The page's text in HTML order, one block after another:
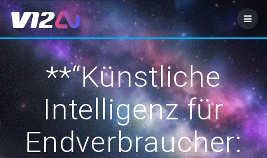
Zum
Inhalt
springen
**“Künstliche
Intelligenz für
Endverbraucher: